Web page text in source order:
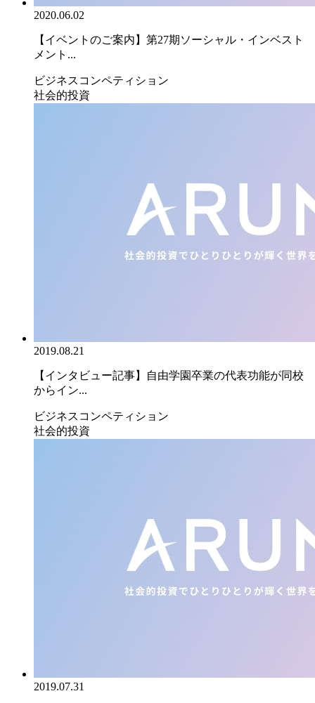
2020.06.02
【イベントのご案内】第27期ソーシャル・インベスト
メント...
ビジネスコンペティション
社会的投資
2019.08.21
【インタビュー記事】自由学園卒業の代表功能が同校
からイン...
ビジネスコンペティション
社会的投資
2019.07.31